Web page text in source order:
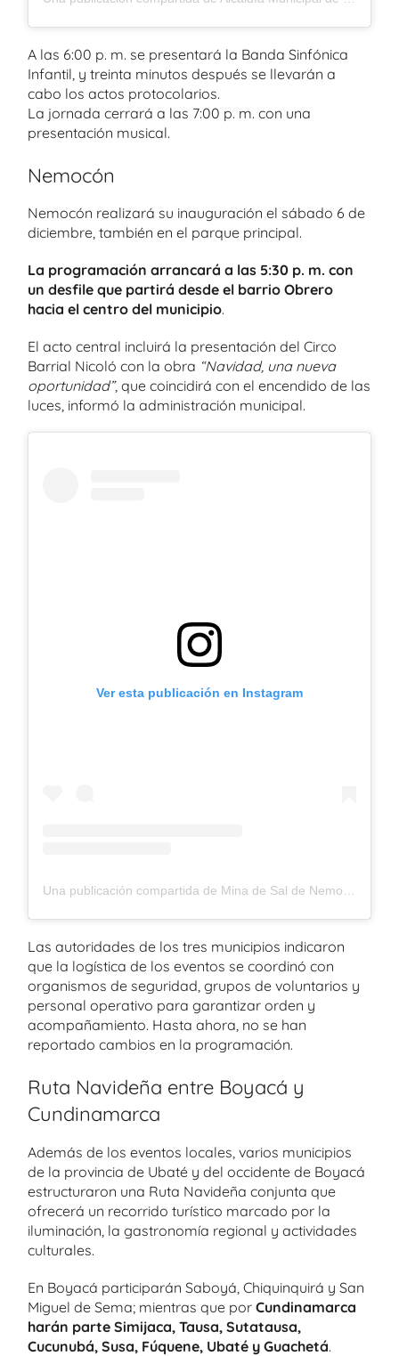
A las 6:00 p. m. se presentará la Banda Sinfónica
Infantil, y treinta minutos después se llevarán a
cabo los actos protocolarios.
La jornada cerrará a las 7:00 p. m. con una
presentación musical.
Nemocón
Nemocón realizará su inauguración el sábado 6 de
diciembre, también en el parque principal.
La programación arrancará a las 5:30 p. m. con
un desfile que partirá desde el barrio Obrero
hacia el centro del municipio.
El acto central incluirá la presentación del Circo
Barrial Nicoló con la obra “Navidad, una nueva
oportunidad”, que coincidirá con el encendido de las
luces, informó la administración municipal.
Ver esta publicación en Instagram
Las autoridades de los tres municipios indicaron
que la logística de los eventos se coordinó con
organismos de seguridad, grupos de voluntarios y
personal operativo para garantizar orden y
acompañamiento. Hasta ahora, no se han
reportado cambios en la programación.
Ruta Navideña entre Boyacá y
Cundinamarca
Además de los eventos locales, varios municipios
de la provincia de Ubaté y del occidente de Boyacá
estructuraron una Ruta Navideña conjunta que
ofrecerá un recorrido turístico marcado por la
iluminación, la gastronomía regional y actividades
culturales.
En Boyacá participarán Saboyá, Chiquinquirá y San
Miguel de Sema; mientras que por Cundinamarca
harán parte Simijaca, Tausa, Sutatausa,
Cucunubá, Susa, Fúquene, Ubaté y Guachetá.